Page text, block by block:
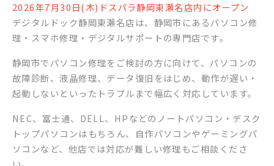
2026年7月30日(木)ドスパラ静岡東瀬名店内にオープン
デジタルドック静岡東瀬名店は、静岡市にあるパソコン修
理・スマホ修理・デジタルサポートの専門店です。
静岡市でパソコン修理をご検討の方に向けて、パソコンの
故障診断、液晶修理、データ復旧をはじめ、動作が遅い・
起動しないといったトラブルまで幅広く対応しています。
NEC、富士通、DELL、HPなどのノートパソコン・デスク
トップパソコンはもちろん、自作パソコンやゲーミングパ
ソコンなど、他店では対応が難しい修理もご相談くださ